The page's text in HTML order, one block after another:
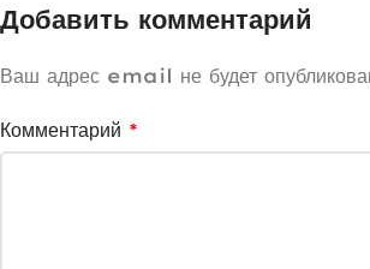
Добавить комментарий
Ваш адрес email не будет
Комментарий *